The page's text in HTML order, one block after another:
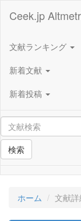
Ceek.jp
文献ランキング
新着文献
新着投稿
検索
ホーム 文献詳